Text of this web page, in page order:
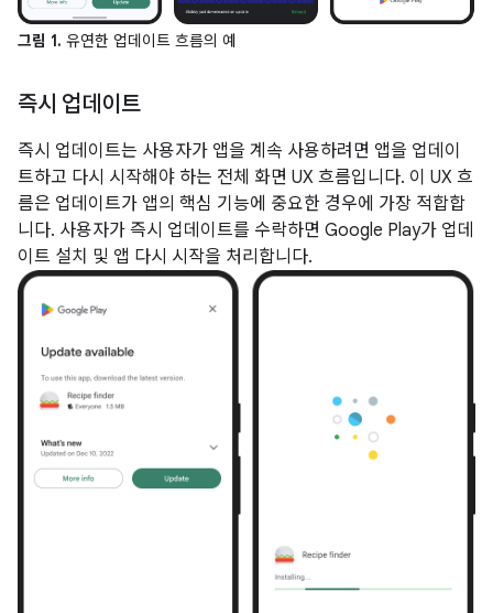
그림 1. 유연한 업데이트 흐름의 예
즉시 업데이트
즉시 업데이트는 사용자가 앱을 계속 사용하려면 앱을 업데이
트하고 다시 시작해야 하는 전체 화면 UX 흐름입니다. 이 UX 흐
름은 업데이트가 앱의 핵심 기능에 중요한 경우에 가장 적합합
니다. 사용자가 즉시 업데이트를 수락하면 Google Play가 업데
이트 설치 및 앱 다시 시작을 처리합니다.